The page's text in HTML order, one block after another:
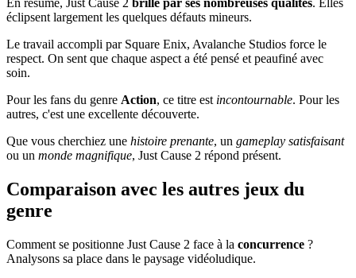
En résumé, Just Cause 2 brille par ses nombreuses qualités. Elles
éclipsent largement les quelques défauts mineurs.
Le travail accompli par Square Enix, Avalanche Studios force le
respect. On sent que chaque aspect a été pensé et peaufiné avec
soin.
Pour les fans du genre Action, ce titre est incontournable. Pour les
autres, c'est une excellente découverte.
Que vous cherchiez une histoire prenante, un gameplay satisfaisant
ou un monde magnifique, Just Cause 2 répond présent.
Comparaison avec les autres jeux du
genre
Comment se positionne Just Cause 2 face à la concurrence ?
Analysons sa place dans le paysage vidéoludique.